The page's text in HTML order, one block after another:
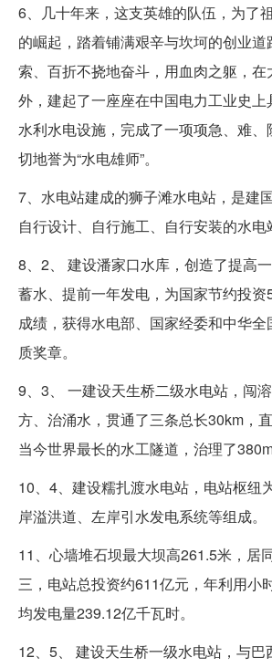
6、几十年来，这支英雄的队伍，为了
的崛起，踏着铺满艰辛与坎坷的创业
索、百折不挠地奋斗，用血肉之躯，
外，建起了一座座在中国电力工业史
水利水电设施，完成了一项项急、难
切地誉为“水电雄师”。
7、水电站建成的狮子滩水电站，是建
自行设计、自行施工、自行安装的水电
8、2、 建设潘家口水库，创造了提高
蓄水、提前一年发电，为国家节约投
成绩，获得水电部、国家经委和中华
质奖章。
9、3、 一建设天生桥二级水电站，闯
方、治涌水，贯通了三条总长30km，
当今世界最长的水工隧道，治理了380m
10、4、建设糯扎渡水电站，电站枢纽
岸溢洪道、左岸引水发电系统等组成。
11、心墙堆石坝最大坝高261.5米，居
三，电站总投资约611亿元，年利用小
均发电量239.12亿千瓦时。
12、5、 建设天生桥一级水电站，与巴